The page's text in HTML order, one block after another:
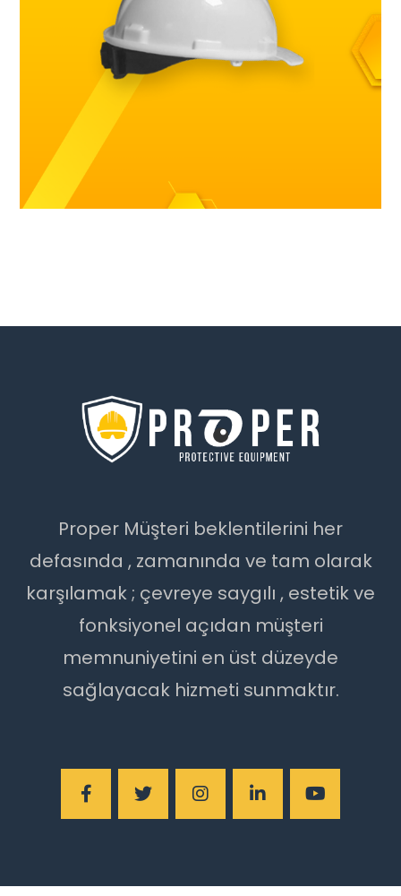
Proper Müşteri beklentilerini her
defasında , zamanında ve tam olarak
karşılamak ; çevreye saygılı , estetik ve
fonksiyonel açıdan müşteri
memnuniyetini en üst düzeyde
sağlayacak hizmeti sunmaktır.